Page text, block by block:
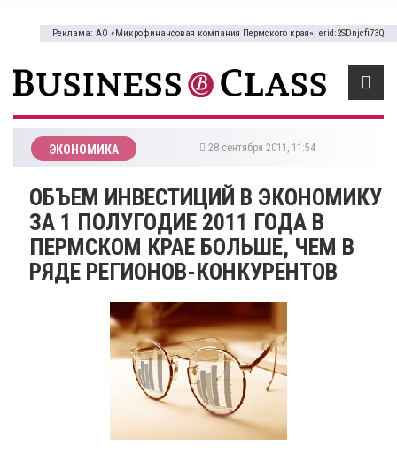
Реклама: АО «Микрофинансовая компания Пермского края», erid:2SDnjcfi73Q
ЭКОНОМИКА 28 сентября 2011, 11:54
ОБЪЕМ ИНВЕСТИЦИЙ В ЭКОНОМИКУ
ЗА 1 ПОЛУГОДИЕ 2011 ГОДА В
ПЕРМСКОМ КРАЕ БОЛЬШЕ, ЧЕМ В
РЯДЕ РЕГИОНОВ-КОНКУРЕНТОВ